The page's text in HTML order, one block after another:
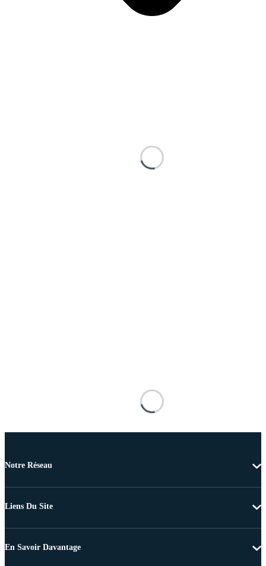
Notre Réseau
Liens Du Site
En Savoir Davantage